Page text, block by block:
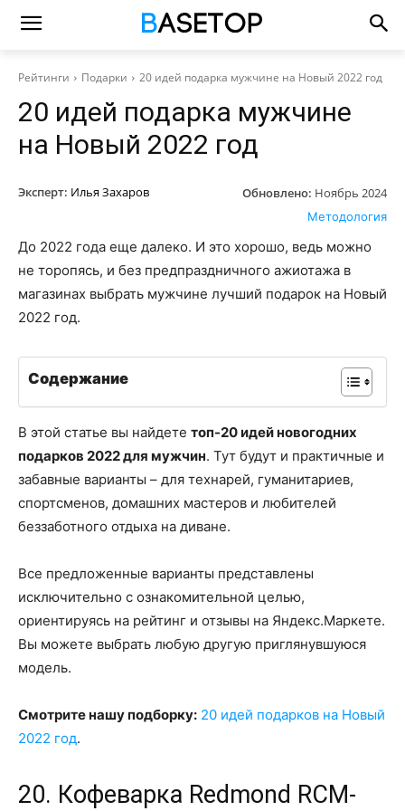
Рейтинги Подарки 20 идей подарка мужчине на Новый 2022 год
20 идей подарка мужчине
на Новый 2022 год
Эксперт: Илья Захаров Обновлено: Ноябрь 2024
Методология
До 2022 года еще далеко. И это хорошо, ведь можно
не торопясь, и без предпраздничного ажиотажа в
магазинах выбрать мужчине лучший подарок на Новый
2022 год.
Содержание
В этой статье вы найдете топ-20 идей новогодних
подарков 2022 для мужчин. Тут будут и практичные и
забавные варианты – для технарей, гуманитариев,
спортсменов, домашних мастеров и любителей
беззаботного отдыха на диване.
Все предложенные варианты представлены
исключительно с ознакомительной целью,
ориентируясь на рейтинг и отзывы на Яндекс.Маркете.
Вы можете выбрать любую другую приглянувшуюся
модель.
Смотрите нашу подборку: 20 идей подарков на Новый
2022 год.
20. Кофеварка Redmond RCM-